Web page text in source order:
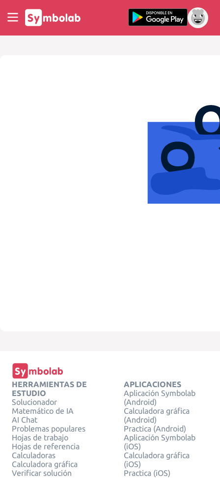
HERRAMIENTAS DE
ESTUDIO
Solucionador
Matemático de IA
AI Chat
Problemas populares
Hojas de trabajo
Hojas de referencia
Calculadoras
Calculadora gráfica
Verificar solución
APLICACIONES
Aplicación Symbolab
(Android)
Calculadora gráfica
(Android)
Practica (Android)
Aplicación Symbolab
(iOS)
Calculadora gráfica
(iOS)
Practica (iOS)